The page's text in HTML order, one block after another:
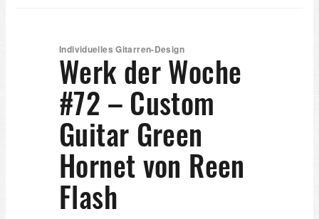
Individuelles Gitarren-Design
Werk der Woche
#72 – Custom
Guitar Green
Hornet von Reen
Flash